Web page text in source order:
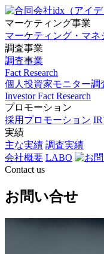
マーケティング事業
マーケティング・マネ
調査事業
調査事業
Fact Research
個人投資家モニター調
Investor Fact Research
プロモーション
採用プロモーション
実績
主な実績 調査実績
会社概要 LABO
Contact us
お問い合せ